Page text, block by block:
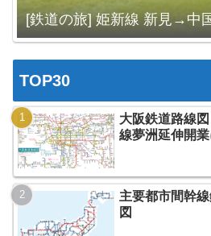
[鉄道の旅] 姫新線 新見→中
TOP30
大阪鉄道路線
線夢洲延伸開業
主要都市間幹
図